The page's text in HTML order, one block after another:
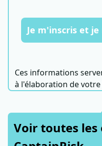
Je m'inscris et
Ces informations
à l'élaboration de votre
Voir toutes les